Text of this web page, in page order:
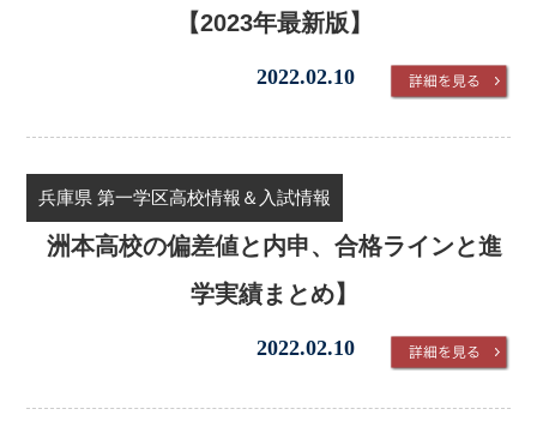
【2023年最新版】
2022.02.10
兵庫県 第一学区高校情報＆入試情報
洲本高校の偏差値と内申、合格ラインと進
学実績まとめ】
2022.02.10